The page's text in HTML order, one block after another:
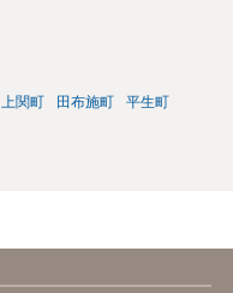
上関町 田布施町 平生町